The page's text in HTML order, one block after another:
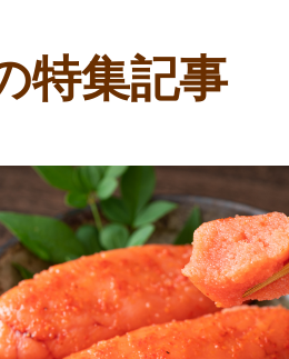
り診断
イブルとは
質問
特集記事